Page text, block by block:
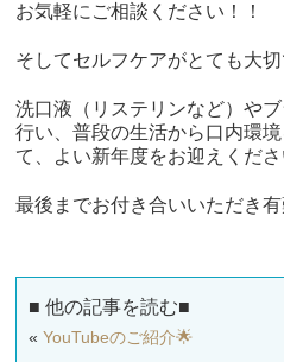
お気軽にご相談ください！！
そしてセルフケアがとても大切
洗口液（リステリンなど）や
行い、普段の生活から口内環
て、よい新年度をお迎えくださ
最後までお付き合いいただき
■ 他の記事を読む■
«YouTubeのご紹介🌟